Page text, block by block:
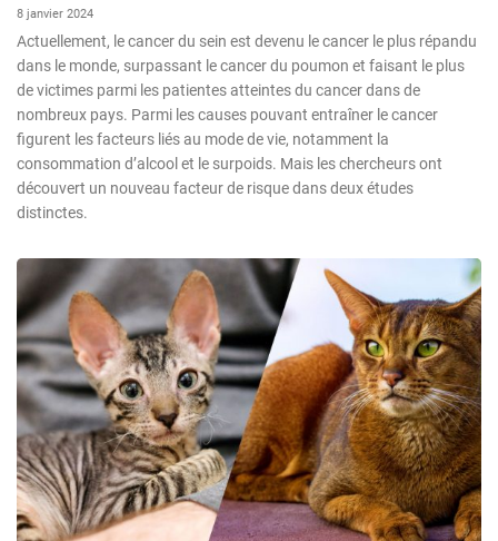
8 janvier 2024
Actuellement, le cancer du sein est devenu le cancer le plus répandu
dans le monde, surpassant le cancer du poumon et faisant le plus
de victimes parmi les patientes atteintes du cancer dans de
nombreux pays. Parmi les causes pouvant entraîner le cancer
figurent les facteurs liés au mode de vie, notamment la
consommation d’alcool et le surpoids. Mais les chercheurs ont
découvert un nouveau facteur de risque dans deux études
distinctes.